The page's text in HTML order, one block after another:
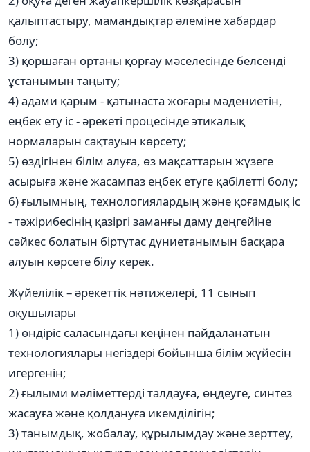
қалыптастыру, мамандықтар әлеміне хабардар
болу;
3) қоршаған ортаны қорғау мәселесінде белсенді
ұстанымын таңыту;
4) адами қарым - қатынаста жоғары мәдениетін,
еңбек ету іс - әрекеті процесінде этикалық
нормаларын сақтауын көрсету;
5) өздігінен білім алуға, өз мақсаттарын жүзеге
асырыға және жасампаз еңбек етуге қабілетті болу;
6) ғылымның, технологиялардың және қоғамдық іс
- тәжірибесінің қазіргі заманғы даму деңгейіне
сәйкес болатын біртұтас дүниетанымын басқара
алуын көрсете білу керек.
Жүйелілік – әрекеттік нәтижелері, 11 сынып
оқушылары
1) өндіріс саласындағы кеңінен пайдаланатын
технологиялары негіздері бойынша білім жүйесін
игергенін;
2) ғылыми мәліметтерді талдауға, өңдеуге, синтез
жасауға және қолдануға икемділігін;
3) танымдық, жобалау, құрылымдау және зерттеу,